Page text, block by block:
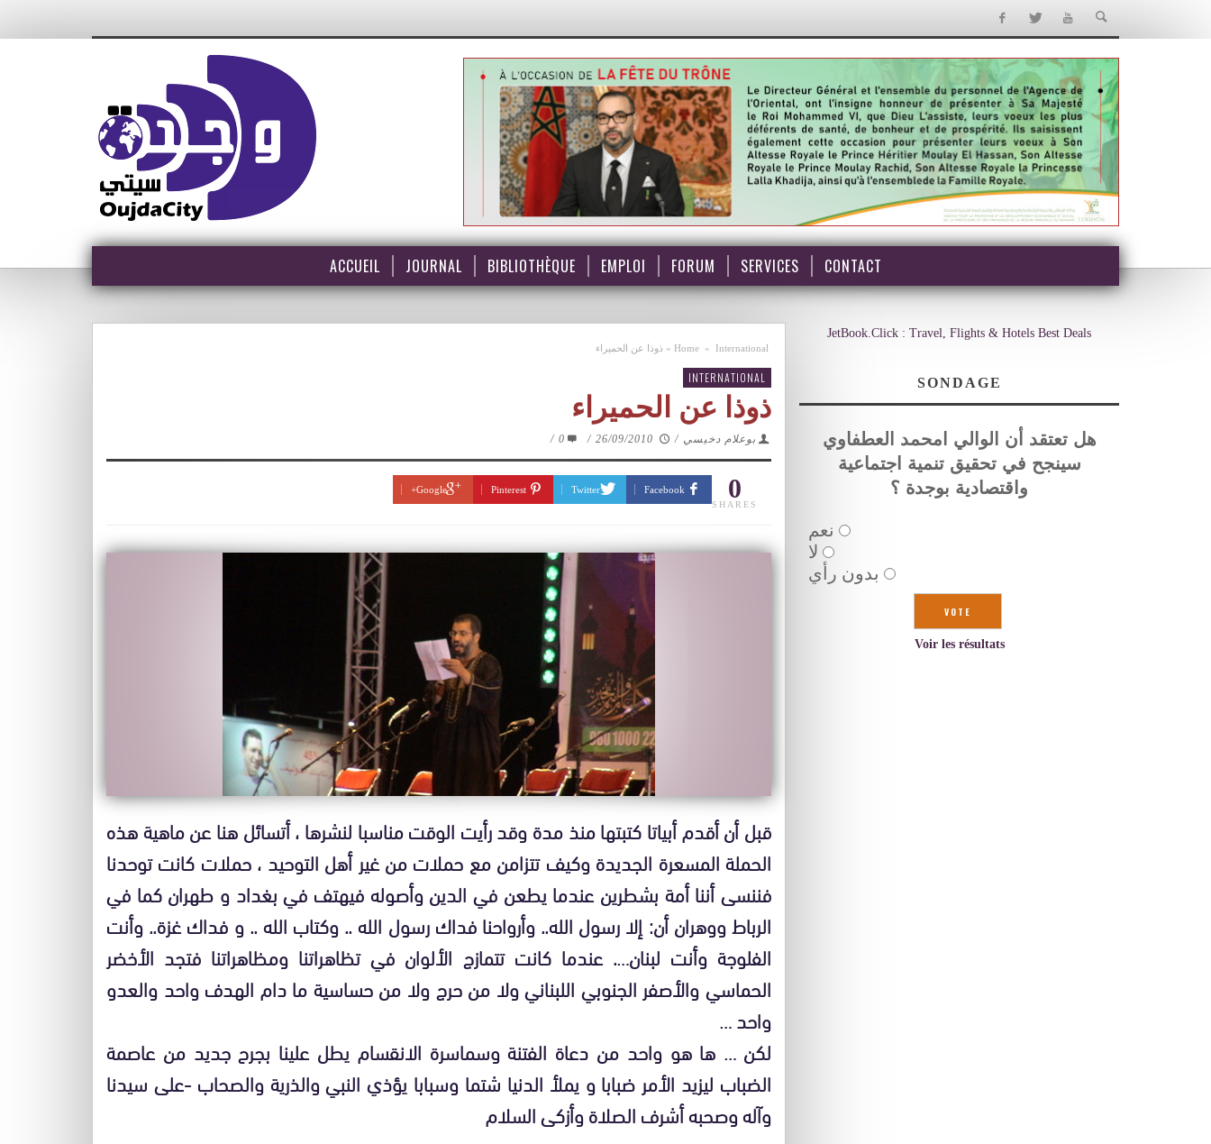
ACCUEIL JOURNAL BIBLIOTHÈQUE EMPLOI FORUM SERVICES CONTACT
Home » International
» ذوذا عن الحميراء
INTERNATIONAL
ذوذا عن الحميراء
بوعلام دخيسي /
26/09/2010
/
0
/
0
SHARES
Facebook
Twitter
Pinterest
Google+
قبل أن أقدم أبياتا كتبتها منذ مدة وقد رأيت الوقت مناسبا لنشرها ، أتسائل هنا عن ماهية هذه
الحملة المسعرة الجديدة وكيف تتزامن مع حملات من غير أهل التوحيد ، حملات كانت توحدنا
فننسى أننا أمة بشطرين عندما يطعن في الدين وأصوله فيهتف في بغداد و طهران كما في
الرباط ووهران أن: إلا رسول الله.. وأرواحنا فداك رسول الله .. وكتاب الله .. و فداك غزة.. وأنت
الفلوجة وأنت لبنان…. عندما كانت تتمازج الألوان في تظاهراتنا ومظاهراتنا فتجد الأخضر
الحماسي والأصفر الجنوبي اللبناني ولا من حرج ولا من حساسية ما دام الهدف واحد والعدو
واحد …
لكن … ها هو واحد من دعاة الفتنة وسماسرة الانقسام يطل علينا بجرح جديد من عاصمة
الضباب ليزيد الأمر ضبابا و يملأ الدنيا شتما وسبابا يؤذي النبي والذرية والصحاب -على سيدنا
وآله وصحبه أشرف الصلاة وأزكى السلام
JetBook.Click : Travel, Flights & Hotels Best Deals
SONDAGE
هل تعتقد أن الوالي امحمد العطفاوي
سينجح في تحقيق تنمية اجتماعية
واقتصادية بوجدة ؟
نعم
لا
بدون رأي
Voir les résultats